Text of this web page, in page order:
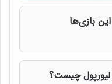
بازی‌ها
چیست؟